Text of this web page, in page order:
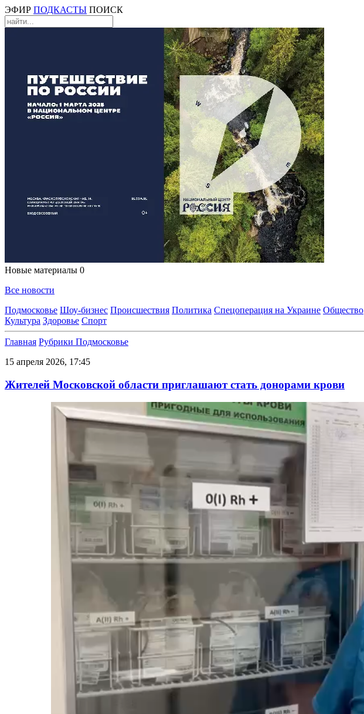
ЭФИР ПОДКАСТЫ ПОИСК
Новые материалы 0
Все новости
Подмосковье Шоу-бизнес Происшествия Политика Спецоперация на Украине Общество
Культура Здоровье Спорт
Главная Рубрики Подмосковье
15 апреля 2026, 17:45
Жителей Московской области приглашают стать донорами крови